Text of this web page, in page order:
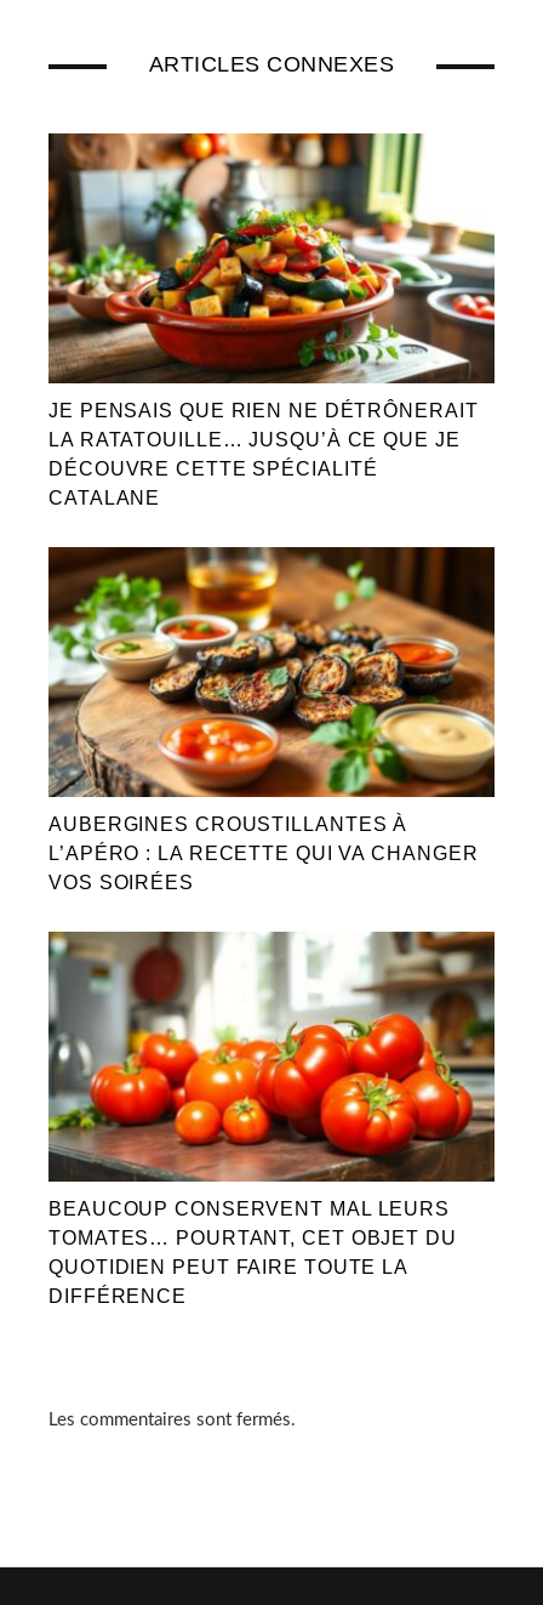
ARTICLES CONNEXES
JE PENSAIS QUE RIEN NE DÉTRÔNERAIT
LA RATATOUILLE… JUSQU’À CE QUE JE
DÉCOUVRE CETTE SPÉCIALITÉ
CATALANE
AUBERGINES CROUSTILLANTES À
L’APÉRO : LA RECETTE QUI VA CHANGER
VOS SOIRÉES
BEAUCOUP CONSERVENT MAL LEURS
TOMATES… POURTANT, CET OBJET DU
QUOTIDIEN PEUT FAIRE TOUTE LA
DIFFÉRENCE
Les commentaires sont fermés.